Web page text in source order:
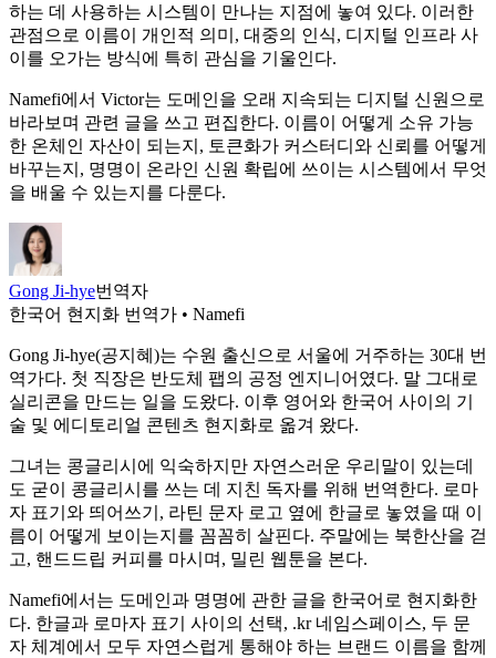
하는 데 사용하는 시스템이 만나는 지점에 놓여 있다. 이러한
관점으로 이름이 개인적 의미, 대중의 인식, 디지털 인프라 사
이를 오가는 방식에 특히 관심을 기울인다.
Namefi에서 Victor는 도메인을 오래 지속되는 디지털 신원으로
바라보며 관련 글을 쓰고 편집한다. 이름이 어떻게 소유 가능
한 온체인 자산이 되는지, 토큰화가 커스터디와 신뢰를 어떻게
바꾸는지, 명명이 온라인 신원 확립에 쓰이는 시스템에서 무엇
을 배울 수 있는지를 다룬다.
Gong Ji-hye번역자
한국어 현지화 번역가 • Namefi
Gong Ji-hye(공지혜)는 수원 출신으로 서울에 거주하는 30대 번
역가다. 첫 직장은 반도체 팹의 공정 엔지니어였다. 말 그대로
실리콘을 만드는 일을 도왔다. 이후 영어와 한국어 사이의 기
술 및 에디토리얼 콘텐츠 현지화로 옮겨 왔다.
그녀는 콩글리시에 익숙하지만 자연스러운 우리말이 있는데
도 굳이 콩글리시를 쓰는 데 지친 독자를 위해 번역한다. 로마
자 표기와 띄어쓰기, 라틴 문자 로고 옆에 한글로 놓였을 때 이
름이 어떻게 보이는지를 꼼꼼히 살핀다. 주말에는 북한산을 걷
고, 핸드드립 커피를 마시며, 밀린 웹툰을 본다.
Namefi에서는 도메인과 명명에 관한 글을 한국어로 현지화한
다. 한글과 로마자 표기 사이의 선택, .kr 네임스페이스, 두 문
자 체계에서 모두 자연스럽게 통해야 하는 브랜드 이름을 함께